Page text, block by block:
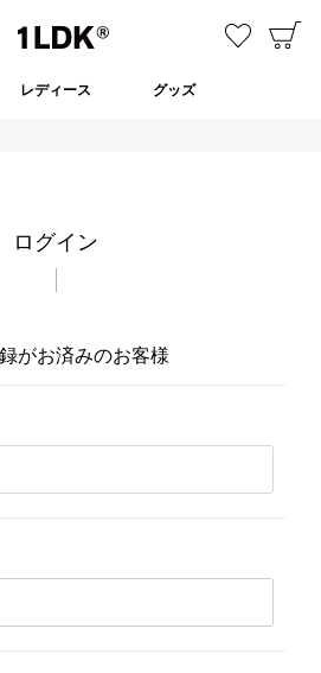
お気に
レディース グッズ
MY___
SEARCH
ログイン
がお済みのお客様